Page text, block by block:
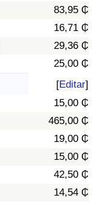
83,95 ₵
16,71 ₵
29,36 ₵
25,00 ₵
[Editar]
15,00 ₵
465,00 ₵
19,00 ₵
15,00 ₵
42,50 ₵
14,54 ₵